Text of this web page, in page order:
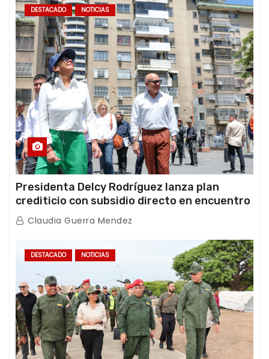
DESTACADO NOTICIAS
Presidenta Delcy Rodríguez lanza plan
crediticio con subsidio directo en encuentro
con Juntas de Condominio
Claudia Guerra Mendez
DESTACADO NOTICIAS